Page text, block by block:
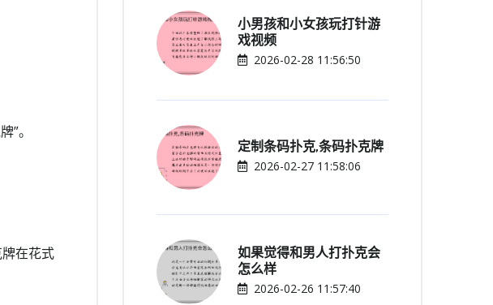
”。
在花式
小男孩和小女孩玩打针游
戏视频
2026-02-28 11:56:50
定制条码扑克,条码扑克牌
2026-02-27 11:58:06
如果觉得和男人打扑克会
怎么样
2026-02-26 11:57:40